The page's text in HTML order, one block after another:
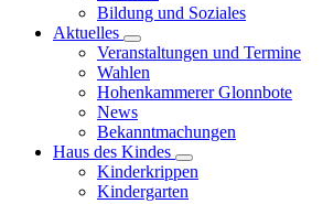
Bildung und Soziales
Aktuelles
Veranstaltungen und Termine
Wahlen
Hohenkammerer Glonnbote
News
Bekanntmachungen
Haus des Kindes
Kinderkrippen
Kindergarten